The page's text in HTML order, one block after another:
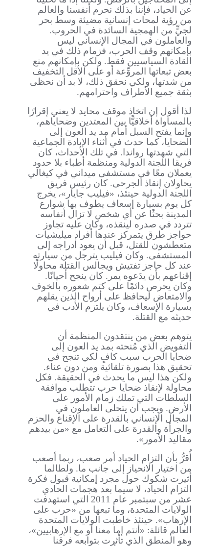
عن الحياد، فإننا بذلك نحرم أنفسنا والعالم
من رؤية لمحات إنسانية مضيئة وسط بحر
لجيٍّ من الهمجية السائدة في الحروب.
والعاملون في المجال الإنساني ليس
بإمكانهم وقف الحرب، فزمام ذلك في يد
القادة السياسيين فقط. ولكن بإمكانهم منع
بعض تبعاتها المروِّعة أو على الأقل التخفيف
من شدتها، ولكي نحقق ذلك، لا بد أن نحظى
بثقة جميع الأطراف واحترامهم.
لذا أقول إن اتخاذ موقف محايد لا يعني إقرارًا
بالمساواة أخلاقيًّا بين المعتدين وضحاياهم،
وإنما يفتح السبل أمام مد يد العون إلى
الضحايا، كما حدث في أثناء الإبادة الجماعية
التي شهدتها رواندا. في تلك الأحداث، كان
فريقا اللجنة الدولية ومنظمة أطباء بلا حدود
يعملان معًا في مستشفى ميداني في كيغالي
يحاولان إنقاذ الجرحى. كان رئيس فريق
اللجنة الدولية حينئذ، «فيليب جايار»، يخرج
كل يوم بسيارة إسعاف يطوف بها شوارع
المدينة بحثًا عن أي شخص لا تزال أنفاسه
تتردد في صدره لينقذه، وكان عليه تجاوز
حواجز طرق يتمركز عندها أفراد ميليشيات
متعطشون للقتل، قبل أن يعود أدراجه إلى
المستشفى. وكان فيليب يترجل من سيارته
عند كل حاجز تفتيش ويجالس القتلة محاولًا
إقناعهم بأن يدَعوه يمر. كان ينجح أحيانًا.
وكان يحرص دائمًا على كتم شعوره بالخوف
والامتعاض ليحافظ على أرواح الذين يقلهم
بسيارة الإسعاف، وكان يلتزم الأدب في
حديثه مع القتلة.
يتوهم بعض من ينتقدون المنظمة أن
التفويض الذي مُنحته بمد يد العون إلى
ضحايا الحرب سبب كافٍ لكي تنجح في
تحقيق هذا بصورة تلقائية ومن دون عناء.
ولكن هذا ليس ما يحدث في الحقيقة. فكل
محاولة لإنقاذ ضحايا حرب تتطلب موافقة
السلطات التي تملك زمام الأمور على
الأرض. ويجب أن يتحلى العاملون في
المجال الإنساني بالقدرة على الإقناع والحزم
والجرأة والقدرة على التعامل مع «من بيدهم
مقاليد الأمور».
أُقرُّ بأن التزام الحياد أمر صعب، ربما أصعب
من اختيار الانحياز إلى جانب ما. ولطالما
أثيرت شكوك حول مجرد إمكانية قبول فكرة
التزام الحياد، لا سيما بعد هجمات الحادي
عشر من سبتمبر عام 2011 التي استهدفت
الولايات المتحدة، وما تبعها من «حرب على
الإرهاب». حينئذ خاطبت الولايات المتحدة
العالم قائلة: «أنتم إما معنا أو مع الإرهابيين»،
وهو المنطق الذي تأثرت بتوابعه فرقنا